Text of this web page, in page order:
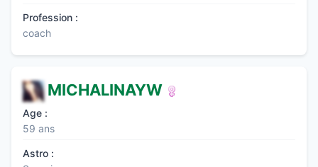
Profession :
coach
MICHALINAYW
Age :
59 ans
Astro :